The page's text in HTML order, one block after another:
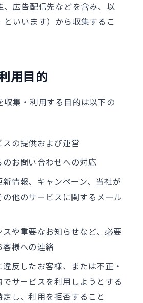
、広告配信先などを含み、以
といいます）から収集するこ
用目的
収集・利用する目的は以下の
の提供および運営
のお問い合わせへの対応
情報、キャンペーン、当社が
の他のサービスに関するメール
スや重要なお知らせなど、必要
客様への連絡
反したお客様、または不正・
でサービスを利用しようとする
し、利用を拒否すること